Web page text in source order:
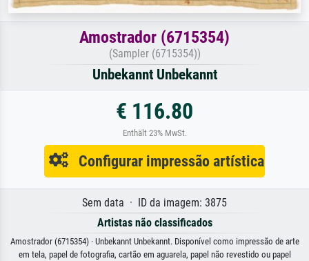
Amostrador (6715354)
(Sampler (6715354))
Unbekannt Unbekannt
€ 116.80
Enthält 23% MwSt.
Configurar impressão artística
Sem data · ID da imagem: 3875
Artistas não classificados
Amostrador (6715354) · Unbekannt Unbekannt. Disponível como impressão de arte
em tela, papel de fotografia, cartão em aguarela, papel não revestido ou papel